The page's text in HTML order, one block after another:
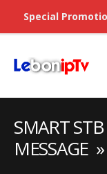
SMART
MESSAGE
Special